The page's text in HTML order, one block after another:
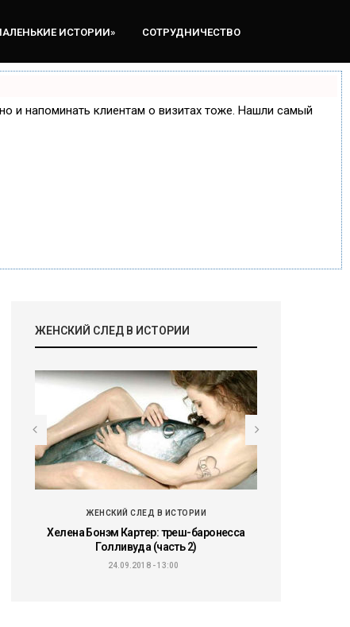
ИСТОРИИ» СОТРУДНИЧЕСТВО
и напоминать клиентам о визитах тоже. Нашли самый
ЖЕНСКИЙ СЛЕД В ИСТОРИИ
ЖЕНСКИЙ СЛЕД В ИСТОРИИ
Хелена Бонэм Картер: треш-баронесса
Голливуда (часть 2)
24.09.2018 - 13:00